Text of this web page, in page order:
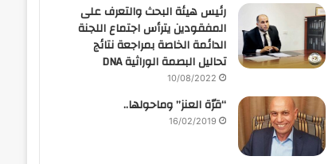
رئيس هيئة البحث والتعرف على
المفقودين يترأس اجتماع اللجنة
الدائمة الخاصة بمراجعة نتائج
تحاليل البصمة الوراثية DNA
10/08/2022
“قرّة العنز” وماحولها..
16/02/2019